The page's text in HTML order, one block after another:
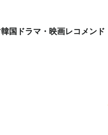
韓国ドラマ・映画レコメンド